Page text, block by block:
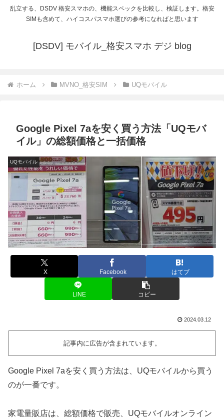
乱立する、DSDV 格安スマホの、機能スペックを比較し、検証します。格安
SIMも含めて、ハイコスパスマホ選びの参考になればと思います
[DSDV] モバイル_格安スマホ デジ blog
ホーム MVNO_格安SIM UQモバイル
Google Pixel 7aを安く買う方法「UQモバ
イル」の総額価格と一括価格
UQモバイル
X Facebook はてブ
LINE コピー
2024.03.12
記事内に広告が含まれています。
Google Pixel 7aを安く買う方法は、UQモバイルから買う
のが一番です。
家電量販店は、総額価格で販売、UQモバイルオンライン